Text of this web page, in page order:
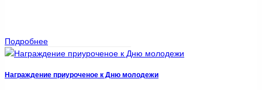
Подробнее
Награждение приуроченое к Дню молодежи